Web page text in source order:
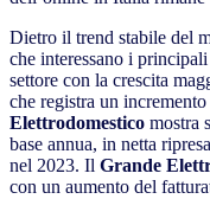
Dietro il trend stabile del
che interessano i
settore con la crescita
che registra un incremento
Elettrodomestico mostra
base annua, in netta
nel 2023. Il Grande
con un aumento del